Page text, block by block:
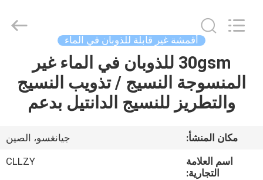
المنزل
المنتجات
حولنا
Macromolecule
Materials
أقمشة غير قابلة للذوبان في الماء
30gsm للذوبان في الماء غير
المنسوجة النسيج / تذويب النسيج
والتطريز للنسيج الدانتيل بدعم
مكان المنشأ:
جيانغسو، الصين
اسم العلامة
التجارية:
CLLZY